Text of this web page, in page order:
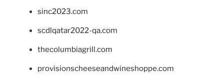
sinc2023.com
scdlqatar2022-qa.com
thecolumbiagrill.com
provisionscheeseandwineshoppe.com